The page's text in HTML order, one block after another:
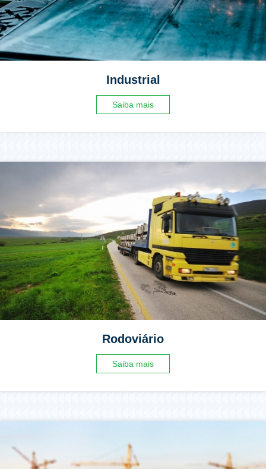
Industrial
Saiba mais
Rodoviário
Saiba mais